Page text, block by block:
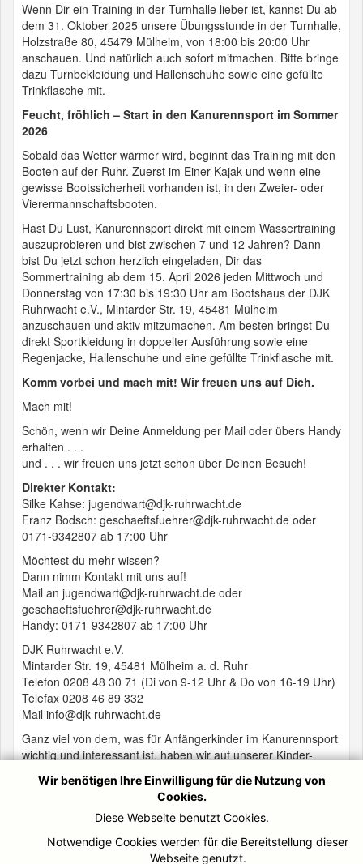
Wenn Dir ein Training in der Turnhalle lieber ist, kannst Du ab
dem 31. Oktober 2025 unsere Übungsstunde in der Turnhalle,
Holzstraße 80, 45479 Mülheim, von 18:00 bis 20:00 Uhr
anschauen. Und natürlich auch sofort mitmachen. Bitte bringe
dazu Turnbekleidung und Hallenschuhe sowie eine gefüllte
Trinkflasche mit.
Feucht, fröhlich – Start in den Kanurennsport im Sommer
2026
Sobald das Wetter wärmer wird, beginnt das Training mit den
Booten auf der Ruhr. Zuerst im Einer-Kajak und wenn eine
gewisse Bootssicherheit vorhanden ist, in den Zweier- oder
Vierermannschaftsbooten.
Hast Du Lust, Kanurennsport direkt mit einem Wassertraining
auszuprobieren und bist zwischen 7 und 12 Jahren? Dann
bist Du jetzt schon herzlich eingeladen, Dir das
Sommertraining ab dem 15. April 2026 jeden Mittwoch und
Donnerstag von 17:30 bis 19:30 Uhr am Bootshaus der DJK
Ruhrwacht e.V., Mintarder Str. 19, 45481 Mülheim
anzuschauen und aktiv mitzumachen. Am besten bringst Du
direkt Sportkleidung in doppelter Ausführung sowie eine
Regenjacke, Hallenschuhe und eine gefüllte Trinkflasche mit.
Komm vorbei und mach mit! Wir freuen uns auf Dich.
Mach mit!
Schön, wenn wir Deine Anmeldung per Mail oder übers Handy
erhalten . . .
und . . . wir freuen uns jetzt schon über Deinen Besuch!
Direkter Kontakt:
Silke Kahse: jugendwart@djk-ruhrwacht.de
Franz Bodsch: geschaeftsfuehrer@djk-ruhrwacht.de oder
0171-9342807 ab 17:00 Uhr
Möchtest du mehr wissen?
Dann nimm Kontakt mit uns auf!
Mail an jugendwart@djk-ruhrwacht.de oder
geschaeftsfuehrer@djk-ruhrwacht.de
Handy: 0171-9342807 ab 17:00 Uhr
DJK Ruhrwacht e.V.
Mintarder Str. 19, 45481 Mülheim a. d. Ruhr
Telefon 0208 48 30 71 (Di von 9-12 Uhr & Do von 16-19 Uhr)
Telefax 0208 46 89 332
Mail info@djk-ruhrwacht.de
Ganz viel von dem, was für Anfängerkinder im Kanurennsport
wichtig und interessant ist, haben wir auf unserer Kinder-
Schau doch mal hier nach:
hier klicken und auch ein DJK Young Star werden
Wir benötigen Ihre Einwilligung für die Nutzung von
Cookies.
Diese Webseite benutzt Cookies.
Notwendige Cookies werden für die Bereitstellung dieser
Webseite genutzt.